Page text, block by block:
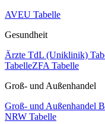
AVEU Tabelle
Gesundheit
Ärzte TdL (Uniklinik)
TabelleZFA Tabelle
Groß- und Außenhandel
Groß- und Außenhandel
NRW Tabelle